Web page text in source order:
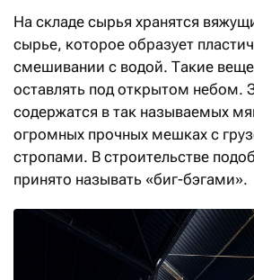
На складе сырья хранятся
сырье, которое образует
смешивании с водой. Такие
оставлять под открытом небом.
содержатся в так называемых
огромных прочных мешках с
стропами. В строительстве
принято называть «биг-бэгами».